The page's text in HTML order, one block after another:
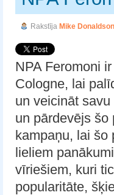
Rakstīja Mike Donaldson
NPA Feromoni
Cologne, lai
un veicināt
un pārdevējs
kampaņu, lai šo
lieliem
vīriešiem, kuri
popularitāte,